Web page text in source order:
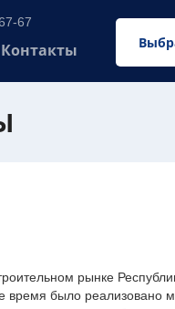
67
Контакты
рынке
было реализовано